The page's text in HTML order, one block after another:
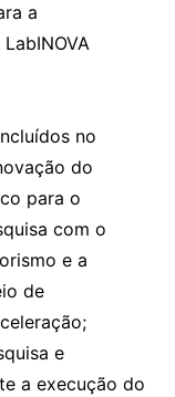
a
no
do
para o
com o
e a
de
e
a execução do